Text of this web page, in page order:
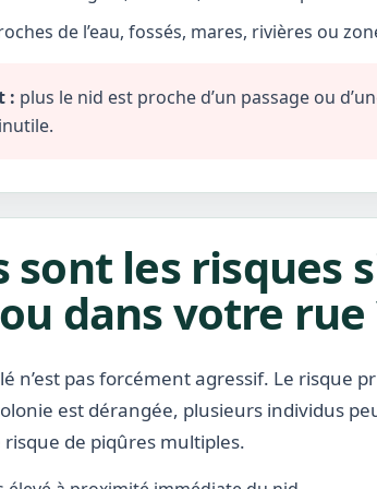
de l’eau, fossés, mares, rivières ou
: plus le nid est proche d’un passage ou
sont les risques
dans votre rue
n’est pas forcément agressif. Le risque
est dérangée, plusieurs individus
de piqûres multiples.